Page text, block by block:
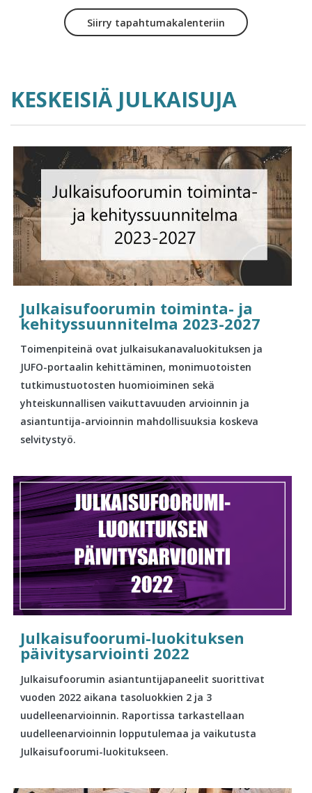
Siirry tapahtumakalenteriin
KESKEISIÄ JULKAISUJA
Julkaisufoorumin toiminta- ja
kehityssuunnitelma 2023-2027
Toimenpiteinä ovat julkaisukanavaluokituksen ja
JUFO-portaalin kehittäminen, monimuotoisten
tutkimustuotosten huomioiminen sekä
yhteiskunnallisen vaikuttavuuden arvioinnin ja
asiantuntija-arvioinnin mahdollisuuksia koskeva
selvitystyö.
Julkaisufoorumi-luokituksen
päivitysarviointi 2022
Julkaisufoorumin asiantuntijapaneelit suorittivat
vuoden 2022 aikana tasoluokkien 2 ja 3
uudelleenarvioinnin. Raportissa tarkastellaan
uudelleenarvioinnin lopputulemaa ja vaikutusta
Julkaisufoorumi-luokitukseen.